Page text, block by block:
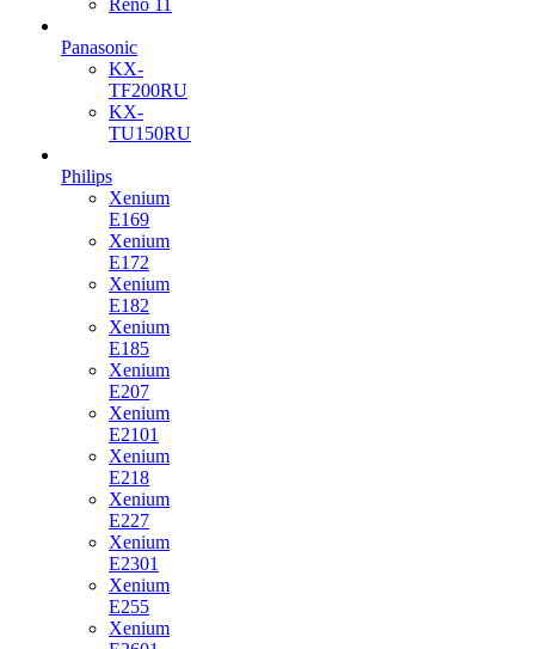
Reno 11
Panasonic
KX-
TF200RU
KX-
TU150RU
Philips
Xenium
E169
Xenium
E172
Xenium
E182
Xenium
E185
Xenium
E207
Xenium
E2101
Xenium
E218
Xenium
E227
Xenium
E2301
Xenium
E255
Xenium